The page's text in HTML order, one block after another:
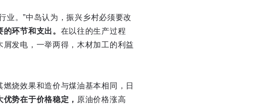
业。”中岛认为，振兴乡村必须要改
环节和支出。 在以往的生产过程
发电，一举两得，木材加工的利益
烧效果和造价与煤油基本相同，日
势在于价格稳定， 原油价格涨高